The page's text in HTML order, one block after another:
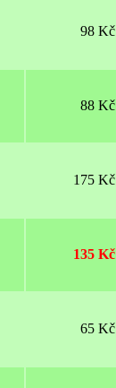
98 Kč
88 Kč
175 Kč
135 Kč
65 Kč